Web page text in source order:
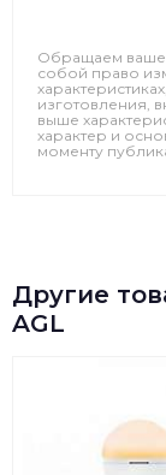
Обращаем ваше
собой право
изготовления,
выше
характер и
моменту
Другие
AGL